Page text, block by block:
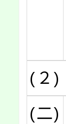
(２)
(二)